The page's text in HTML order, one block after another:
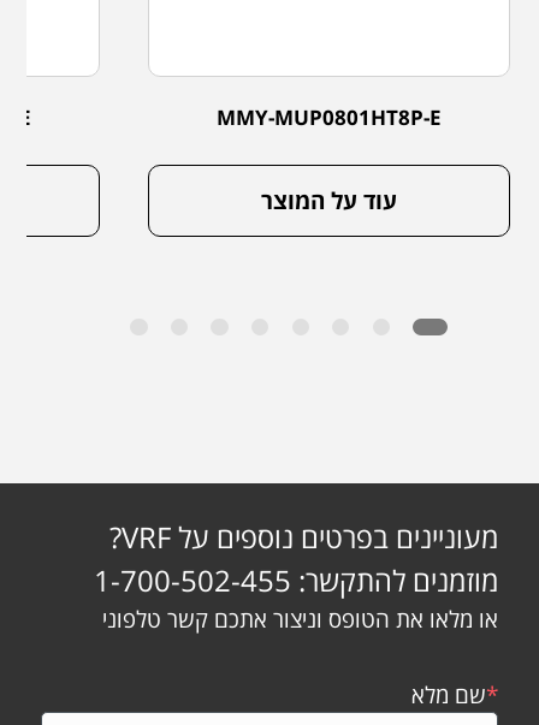
MMY-MUP0801HT8P-E
עוד על המוצר
E
מעוניינים בפרטים נוספים על VRF?
מוזמנים להתקשר: 1-700-502-455
או מלאו את הטופס וניצור אתכם קשר טלפוני
*שם מלא